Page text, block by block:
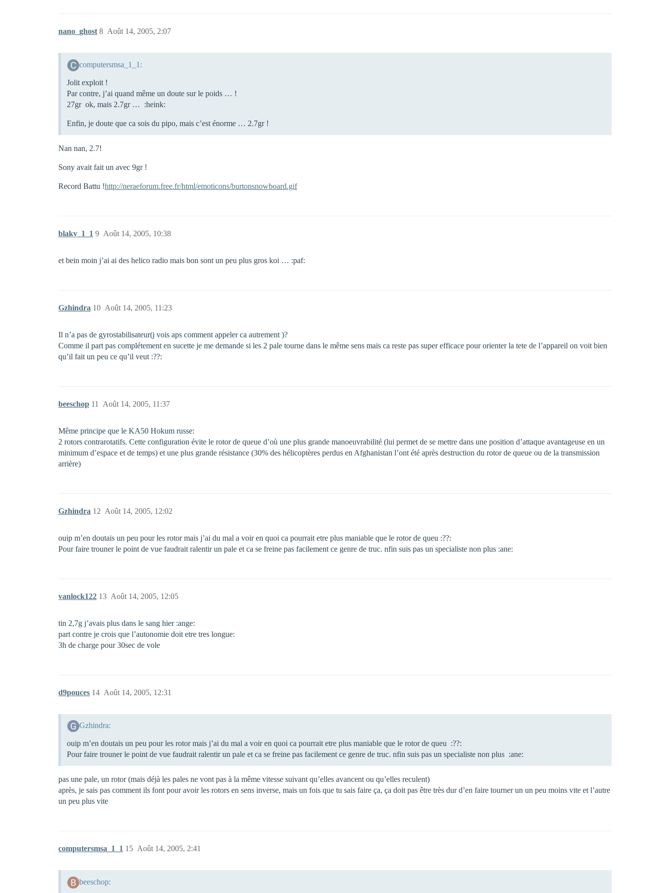
nano_ghost Août 14, 2005, 2:07
8
computersmsa_1_1:
Jolit exploit !
Par contre, j’ai quand même un doute sur le poids … !
27gr ok, mais 2.7gr … :heink:
Enfin, je doute que ca sois du pipo, mais c’est énorme … 2.7gr !
Nan nan, 2.7!
Sony avait fait un avec 9gr !
Record Battu !http://neraeforum.free.fr/html/emoticons/burtonsnowboard.gif
blaky_1_1 Août 14, 2005, 10:38
9
et bein moin j’ai ai des helico radio mais bon sont un peu plus gros koi … :paf:
Gzhindra Août 14, 2005, 11:23
10
Il n’a pas de gyrostabilisateur(j vois aps comment appeler ca autrement )?
Comme il part pas complétement en sucette je me demande si les 2 pale tourne dans le même sens mais ca reste pas super efficace pour orienter la tete de l’appareil on voit bien
qu’il fait un peu ce qu’il veut :??:
beeschop Août 14, 2005, 11:37
11
Même principe que le KA50 Hokum russe:
2 rotors contrarotatifs. Cette configuration évite le rotor de queue d’où une plus grande manoeuvrabilité (lui permet de se mettre dans une position d’attaque avantageuse en un
minimum d’espace et de temps) et une plus grande résistance (30% des hélicoptères perdus en Afghanistan l’ont été après destruction du rotor de queue ou de la transmission
arrière)
Gzhindra Août 14, 2005, 12:02
12
ouip m’en doutais un peu pour les rotor mais j’ai du mal a voir en quoi ca pourrait etre plus maniable que le rotor de queu :??:
Pour faire trouner le point de vue faudrait ralentir un pale et ca se freine pas facilement ce genre de truc. nfin suis pas un specialiste non plus :ane:
vanlock122 Août 14, 2005, 12:05
13
tin 2,7g j’avais plus dans le sang hier :ange:
part contre je crois que l’autonomie doit etre tres longue:
3h de charge pour 30sec de vole
d9pouces Août 14, 2005, 12:31
14
Gzhindra:
ouip m’en doutais un peu pour les rotor mais j’ai du mal a voir en quoi ca pourrait etre plus maniable que le rotor de queu :??:
Pour faire trouner le point de vue faudrait ralentir un pale et ca se freine pas facilement ce genre de truc. nfin suis pas un specialiste non plus :ane:
pas une pale, un rotor (mais déjà les pales ne vont pas à la même vitesse suivant qu’elles avancent ou qu’elles reculent)
après, je sais pas comment ils font pour avoir les rotors en sens inverse, mais un fois que tu sais faire ça, ça doit pas être très dur d’en faire tourner un un peu moins vite et l’autre
un peu plus vite
computersmsa_1_1 Août 14, 2005, 2:41
15
beeschop: